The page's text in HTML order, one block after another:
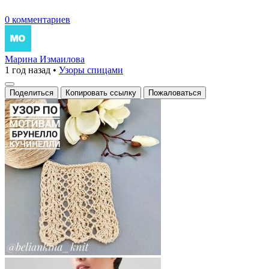
0 комментариев
Марина Измаилова
1 год назад • Узоры спицами
Поделиться Копировать ссылку Пожаловаться